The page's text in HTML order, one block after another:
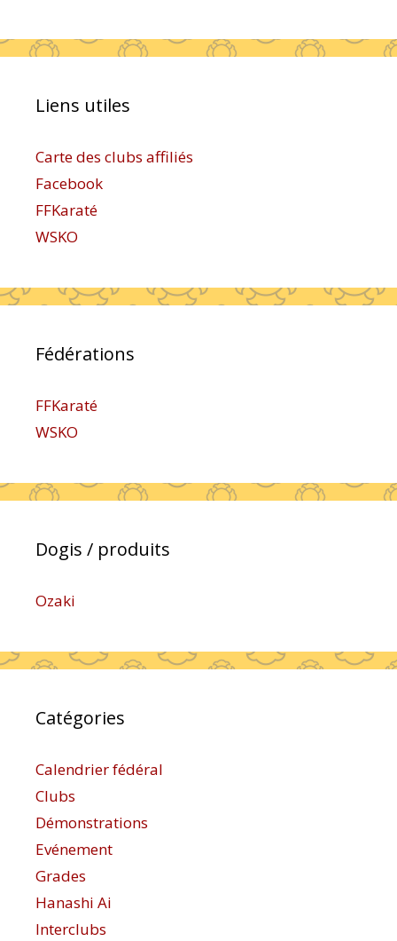
Liens utiles
Carte des clubs affiliés
Facebook
FFKaraté
WSKO
Fédérations
FFKaraté
WSKO
Dogis / produits
Ozaki
Catégories
Calendrier fédéral
Clubs
Démonstrations
Evénement
Grades
Hanashi Ai
Interclubs